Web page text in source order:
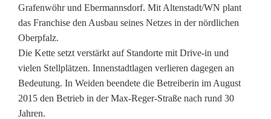
'
s
-
F
i
Grafenwöhr und Ebermannsdorf. Mit Altenstadt/WN plant
das Franchise den Ausbau seines Netzes in der nördlichen
Oberpfalz.
Die Kette setzt verstärkt auf Standorte mit Drive-in und
vielen Stellplätzen. Innenstadtlagen verlieren dagegen an
Bedeutung. In Weiden beendete die Betreiberin im August
2015 den Betrieb in der Max-Reger-Straße nach rund 30
Jahren.